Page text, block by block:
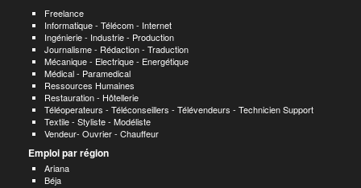
Freelance
Informatique - Télécom - Internet
Ingénierie - Industrie - Production
Journalisme - Rédaction - Traduction
Mécanique - Electrique - Energétique
Médical - Paramedical
Ressources Humaines
Restauration - Hôtellerie
Téléoperateurs - Téléconseillers - Télévendeurs - Technicien Support
Textile - Styliste - Modéliste
Vendeur- Ouvrier - Chauffeur
Emploi par région
Ariana
Béja